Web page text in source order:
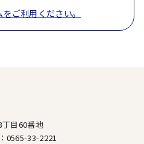
ご利用ください。
目60番地
0565-33-2221